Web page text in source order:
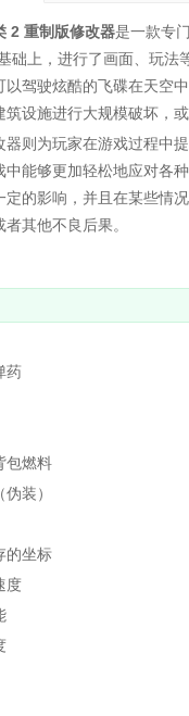
2 重制版修改器是一款专
础上，进行了画面、玩
以驾驶炫酷的飞碟在天空
设施进行大规模破坏，
为玩家在游戏过程中提
中能够更加轻松地应对各
定的影响，并且在某些情
其他不良后果。
燃料
装）
坐标
度